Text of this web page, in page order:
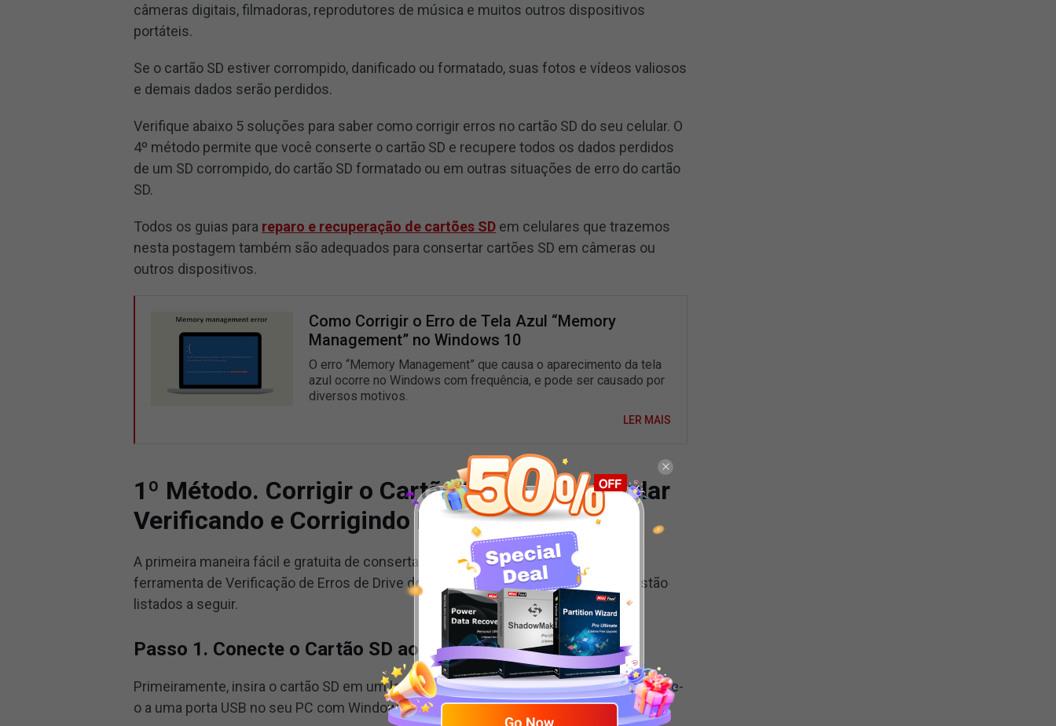
câmeras digitais, filmadoras, reprodutores de música e muitos outros dispositivos
portáteis.
Se o cartão SD estiver corrompido, danificado ou formatado, suas fotos e vídeos valiosos
e demais dados serão perdidos.
Verifique abaixo 5 soluções para saber como corrigir erros no cartão SD do seu celular. O
4º método permite que você conserte o cartão SD e recupere todos os dados perdidos
de um SD corrompido, do cartão SD formatado ou em outras situações de erro do cartão
SD.
Todos os guias para reparo e recuperação de cartões SD em celulares que trazemos
nesta postagem também são adequados para consertar cartões SD em câmeras ou
outros dispositivos.
Como Corrigir o Erro de Tela Azul “Memory
Management” no Windows 10
O erro “Memory Management” que causa o aparecimento da tela
azul ocorre no Windows com frequência, e pode ser causado por
diversos motivos.
LER MAIS
1º Método. Corrigir o Cartão SD do Meu Celular
Verificando e Corrigindo Erros
A primeira maneira fácil e gratuita de consertar um cartão SD corrompido é usar a
ferramenta de Verificação de Erros de Drive do Windows. Os passos detalhados estão
listados a seguir.
Passo 1. Conecte o Cartão SD ao PC
Primeiramente, insira o cartão SD em um leitor de cartão SD USB e, em seguida, conecte-
o a uma porta USB no seu PC com Windows 10/8/7.